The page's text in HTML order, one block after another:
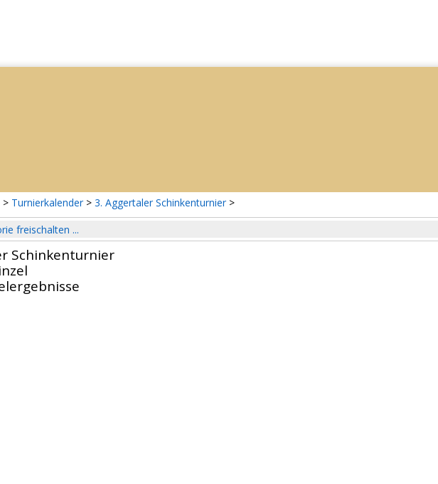
> Turnierkalender > 3. Aggertaler Schinkenturnier >
freischalten ...
Schinkenturnier